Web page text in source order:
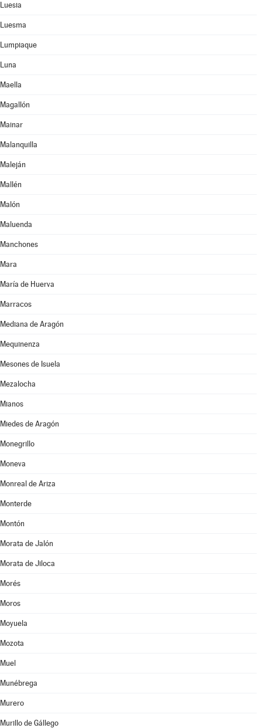
Luesia
Luesma
Lumpiaque
Luna
Maella
Magallón
Mainar
Malanquilla
Maleján
Mallén
Malón
Maluenda
Manchones
Mara
María de Huerva
Marracos
Mediana de Aragón
Mequinenza
Mesones de Isuela
Mezalocha
Mianos
Miedes de Aragón
Monegrillo
Moneva
Monreal de Ariza
Monterde
Montón
Morata de Jalón
Morata de Jiloca
Morés
Moros
Moyuela
Mozota
Muel
Munébrega
Murero
Murillo de Gállego